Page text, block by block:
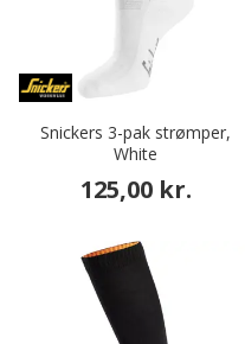
Snickers 3-pak strømper,
White
125,00 kr.